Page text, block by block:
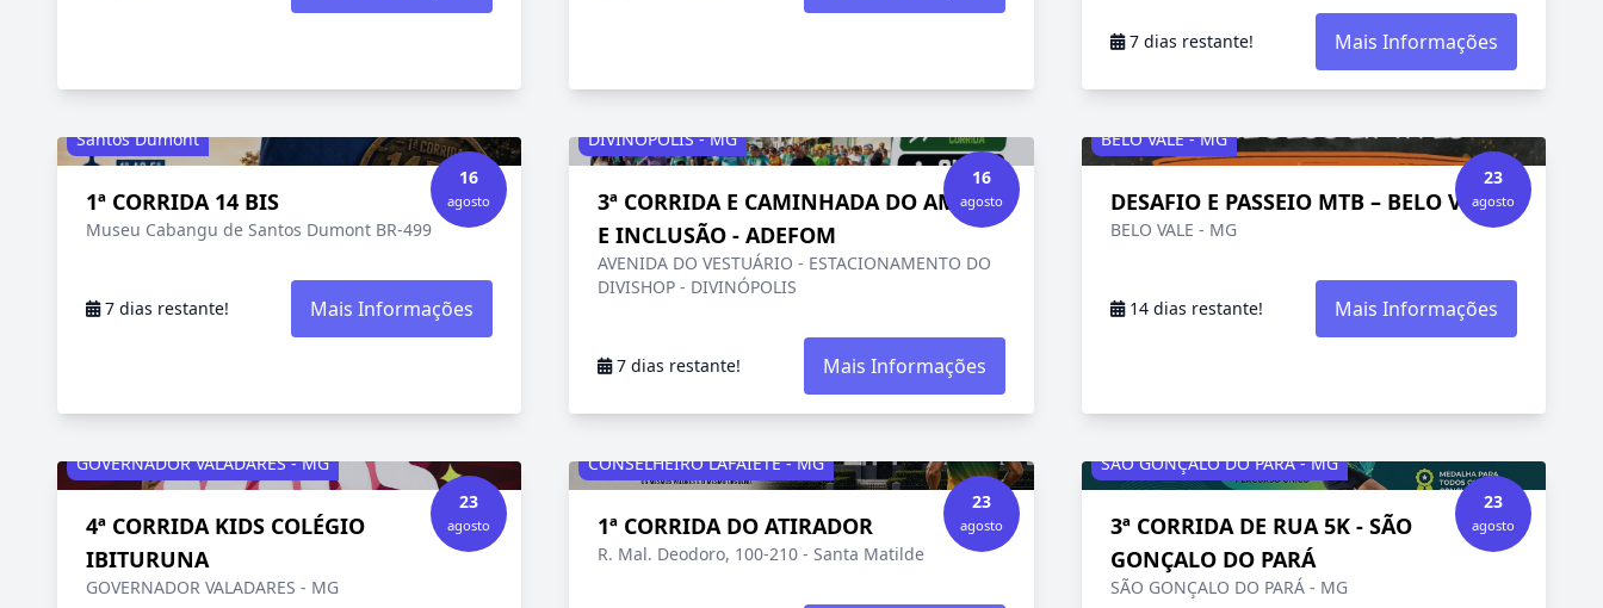
7 dias restante! Mais Informações
16
agosto
Santos Dumont
1ª CORRIDA 14 BIS
Museu Cabangu de Santos Dumont BR-499
7 dias restante! Mais Informações
16
agosto
DIVINÓPOLIS - MG
3ª CORRIDA E CAMINHADA DO AMOR
E INCLUSÃO - ADEFOM
AVENIDA DO VESTUÁRIO - ESTACIONAMENTO DO
DIVISHOP - DIVINÓPOLIS
7 dias restante! Mais Informações
23
agosto
BELO VALE - MG
DESAFIO E PASSEIO MTB – BELO VALE
BELO VALE - MG
14 dias restante! Mais Informações
23
agosto
GOVERNADOR VALADARES - MG
4ª CORRIDA KIDS COLÉGIO
IBITURUNA
GOVERNADOR VALADARES - MG
23
agosto
CONSELHEIRO LAFAIETE - MG
1ª CORRIDA DO ATIRADOR
R. Mal. Deodoro, 100-210 - Santa Matilde
23
agosto
SÃO GONÇALO DO PARÁ - MG
3ª CORRIDA DE RUA 5K - SÃO
GONÇALO DO PARÁ
SÃO GONÇALO DO PARÁ - MG